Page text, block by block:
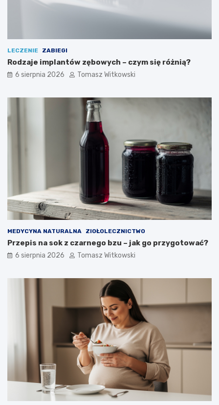
LECZENIE ZABIEGI
Rodzaje implantów zębowych – czym się różnią?
6 sierpnia 2026 Tomasz Witkowski
MEDYCYNA NATURALNA ZIOŁOLECZNICTWO
Przepis na sok z czarnego bzu – jak go przygotować?
6 sierpnia 2026 Tomasz Witkowski